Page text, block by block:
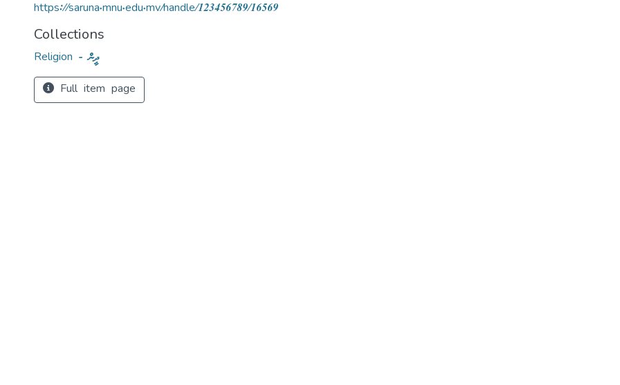
https://saruna.mnu.edu.mv/handle/123456789/16569
Collections
Religion - ދީން
Full item page